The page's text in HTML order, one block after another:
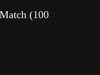
(100